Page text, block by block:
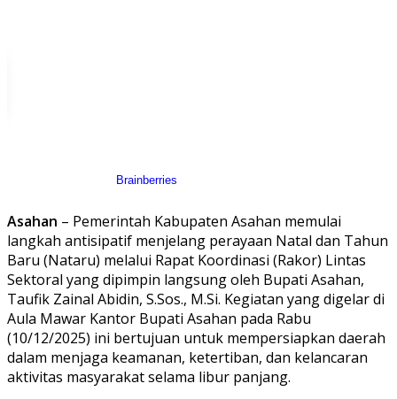
Asahan – Pemerintah Kabupaten Asahan memulai
langkah antisipatif menjelang perayaan Natal dan Tahun
Baru (Nataru) melalui Rapat Koordinasi (Rakor) Lintas
Sektoral yang dipimpin langsung oleh Bupati Asahan,
Taufik Zainal Abidin, S.Sos., M.Si. Kegiatan yang digelar di
Aula Mawar Kantor Bupati Asahan pada Rabu
(10/12/2025) ini bertujuan untuk mempersiapkan daerah
dalam menjaga keamanan, ketertiban, dan kelancaran
aktivitas masyarakat selama libur panjang.